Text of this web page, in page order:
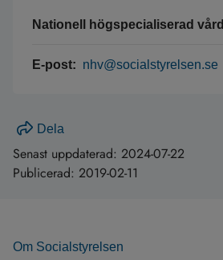
Nationell högspecialiserad vård
E-post: nhv@socialstyrelsen.se
Dela
Senast uppdaterad: 2024-07-22
Publicerad: 2019-02-11
Om Socialstyrelsen